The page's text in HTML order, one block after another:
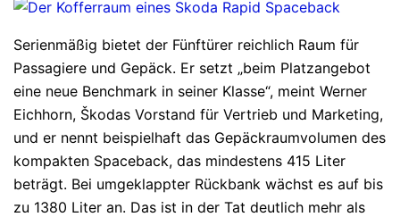
Serienmäßig bietet der Fünftürer reichlich Raum für
Passagiere und Gepäck. Er setzt „beim Platzangebot
eine neue Benchmark in seiner Klasse“, meint Werner
Eichhorn, Škodas Vorstand für Vertrieb und Marketing,
und er nennt beispielhaft das Gepäckraumvolumen des
kompakten Spaceback, das mindestens 415 Liter
beträgt. Bei umgeklappter Rückbank wächst es auf bis
zu 1380 Liter an. Das ist in der Tat deutlich mehr als